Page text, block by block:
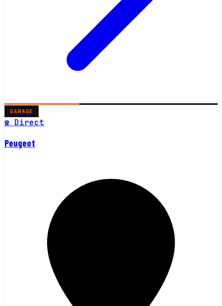
GARAGE
☎ Direct
Peugeot